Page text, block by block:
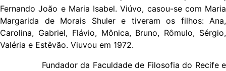
Fernando João e Maria Isabel. Viúvo, casou-se com Maria
Margarida de Morais Shuler e tiveram os filhos: Ana,
Carolina, Gabriel, Flávio, Mônica, Bruno, Rômulo, Sérgio,
Valéria e Estêvão. Viuvou em 1972.
Fundador da Faculdade de Filosofia do Recife e